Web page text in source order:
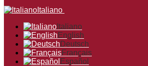
Italiano
Italiano
English
Deutsch
Français
Español